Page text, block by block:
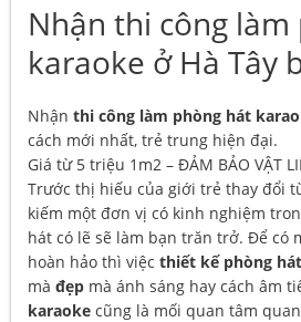
Nhận thi công
karaoke ở Hà Tây
Nhận thi công làm phòng hát
cách mới nhất, trẻ trung hiện đại.
Giá từ 5 triệu 1m2 – ĐẢM BẢO VẬT
Trước thị hiếu của giới trẻ thay đổi
kiếm một đơn vị có kinh nghiệm
hát có lẽ sẽ làm bạn trăn trở. Để có
hoàn hảo thì việc thiết kế phòng
mà đẹp mà ánh sáng hay cách âm
karaoke cũng là mối quan tâm